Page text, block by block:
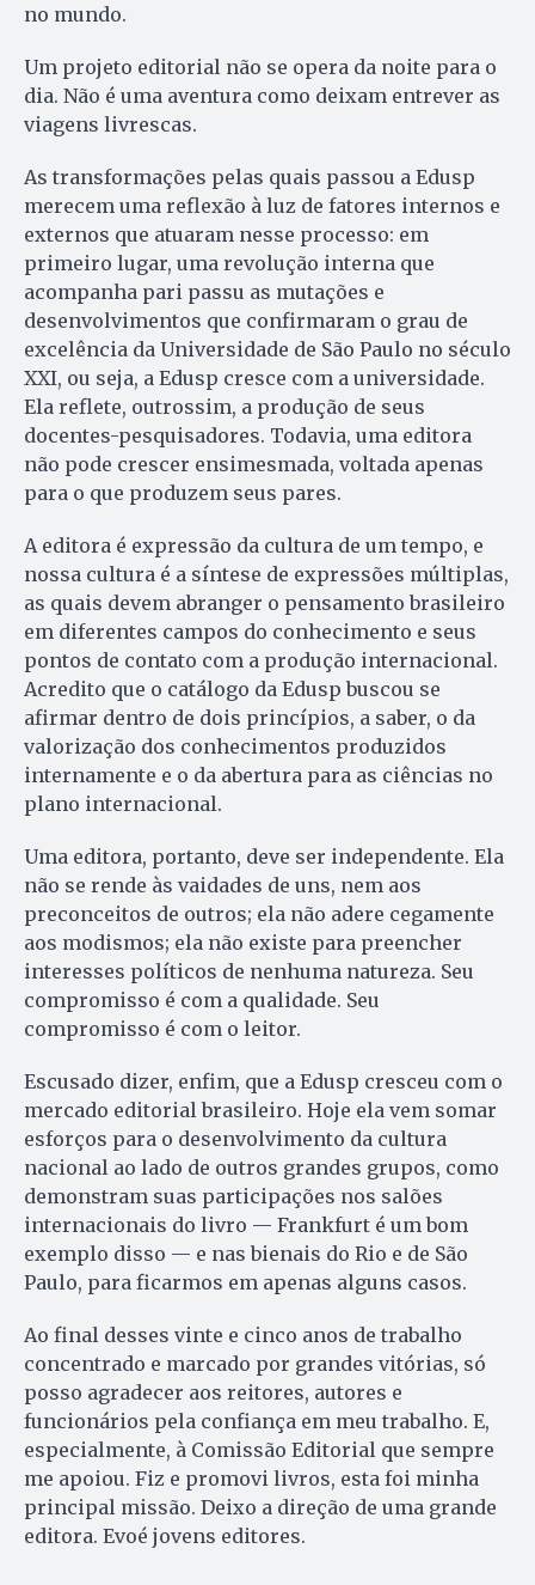
no mundo.
Um projeto editorial não se opera da noite para o
dia. Não é uma aventura como deixam entrever as
viagens livrescas.
As transformações pelas quais passou a Edusp
merecem uma reflexão à luz de fatores internos e
externos que atuaram nesse processo: em
primeiro lugar, uma revolução interna que
acompanha pari passu as mutações e
desenvolvimentos que confirmaram o grau de
excelência da Universidade de São Paulo no século
XXI, ou seja, a Edusp cresce com a universidade.
Ela reflete, outrossim, a produção de seus
docentes-pesquisadores. Todavia, uma editora
não pode crescer ensimesmada, voltada apenas
para o que produzem seus pares.
A editora é expressão da cultura de um tempo, e
nossa cultura é a síntese de expressões múltiplas,
as quais devem abranger o pensamento brasileiro
em diferentes campos do conhecimento e seus
pontos de contato com a produção internacional.
Acredito que o catálogo da Edusp buscou se
afirmar dentro de dois princípios, a saber, o da
valorização dos conhecimentos produzidos
internamente e o da abertura para as ciências no
plano internacional.
Uma editora, portanto, deve ser independente. Ela
não se rende às vaidades de uns, nem aos
preconceitos de outros; ela não adere cegamente
aos modismos; ela não existe para preencher
interesses políticos de nenhuma natureza. Seu
compromisso é com a qualidade. Seu
compromisso é com o leitor.
Escusado dizer, enfim, que a Edusp cresceu com o
mercado editorial brasileiro. Hoje ela vem somar
esforços para o desenvolvimento da cultura
nacional ao lado de outros grandes grupos, como
demonstram suas participações nos salões
internacionais do livro — Frankfurt é um bom
exemplo disso — e nas bienais do Rio e de São
Paulo, para ficarmos em apenas alguns casos.
Ao final desses vinte e cinco anos de trabalho
concentrado e marcado por grandes vitórias, só
posso agradecer aos reitores, autores e
funcionários pela confiança em meu trabalho. E,
especialmente, à Comissão Editorial que sempre
me apoiou. Fiz e promovi livros, esta foi minha
principal missão. Deixo a direção de uma grande
editora. Evoé jovens editores.